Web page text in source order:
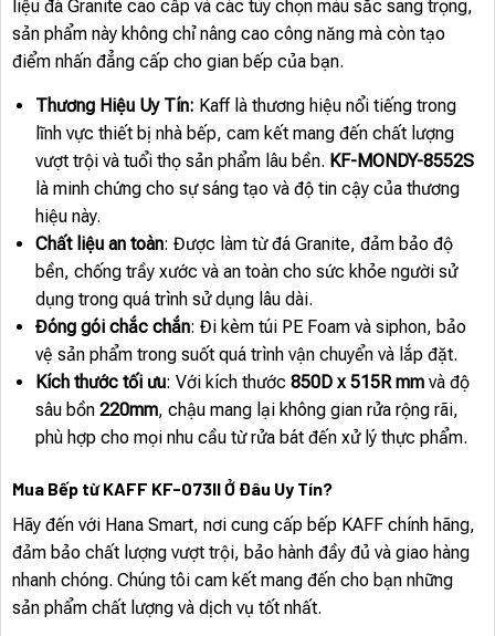
liệu đá Granite cao cấp và các tùy chọn màu sắc sang trọng,
sản phẩm này không chỉ nâng cao công năng mà còn tạo
điểm nhấn đẳng cấp cho gian bếp của bạn.
Thương Hiệu Uy Tín: Kaff là thương hiệu nổi tiếng trong
lĩnh vực thiết bị nhà bếp, cam kết mang đến chất lượng
vượt trội và tuổi thọ sản phẩm lâu bền. KF-MONDY-8552S
là minh chứng cho sự sáng tạo và độ tin cậy của thương
hiệu này.
Chất liệu an toàn: Được làm từ đá Granite, đảm bảo độ
bền, chống trầy xước và an toàn cho sức khỏe người sử
dụng trong quá trình sử dụng lâu dài.
Đóng gói chắc chắn: Đi kèm túi PE Foam và siphon, bảo
vệ sản phẩm trong suốt quá trình vận chuyển và lắp đặt.
Kích thước tối ưu: Với kích thước 850D x 515R mmvà độ
sâu bồn 220mm, chậu mang lại không gian rửa rộng rãi,
phù hợp cho mọi nhu cầu từ rửa bát đến xử lý thực phẩm.
Mua Bếp từ KAFF KF-073II Ở Đâu Uy Tín?
Hãy đến với Hana Smart, nơi cung cấp bếp KAFF chính hãng,
đảm bảo chất lượng vượt trội, bảo hành đầy đủ và giao hàng
nhanh chóng. Chúng tôi cam kết mang đến cho bạn những
sản phẩm chất lượng và dịch vụ tốt nhất.